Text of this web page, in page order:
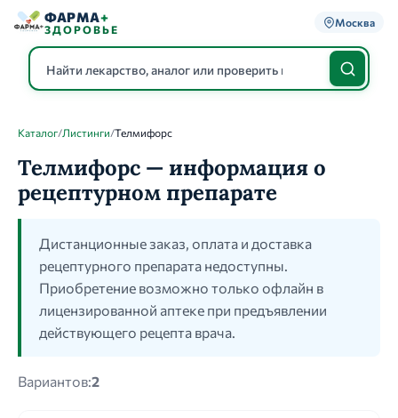
ФАРМА+
ЗДОРОВЬЕ
Москва
Каталог
Каталог/Листинги/Телмифорс
Телмифорс — информация о
рецептурном препарате
Дистанционные заказ, оплата и доставка
рецептурного препарата недоступны.
Приобретение возможно только офлайн в
лицензированной аптеке при предъявлении
действующего рецепта врача.
Вариантов:2